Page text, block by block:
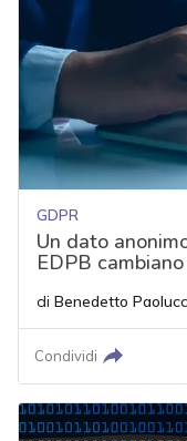
GDPR
Un dato
EDPB
di Benedetto
Condividi